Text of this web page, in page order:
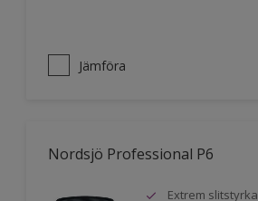
Jämföra
Nordsjö Professional P6
Extrem slitstyrka